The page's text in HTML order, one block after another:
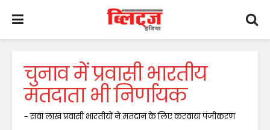
चुनाव में प्रवासी भारतीय
मतदाता भी निर्णायक
- सवा लाख प्रवासी भारतीयों ने मतदान के लिए करवाया पंजीकरण